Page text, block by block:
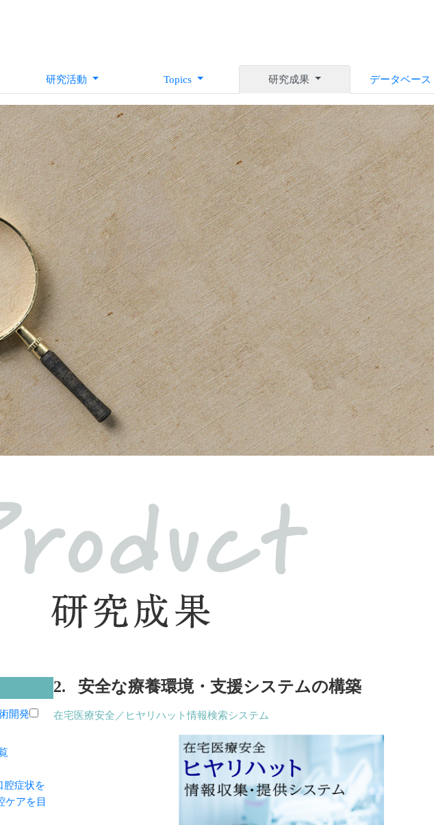
研究活動 Topics 研究成果 データベース
開発
腔症状を
ケアを目
2. 安全な療養環境・支援システムの構築
在宅医療安全／ヒヤリハット情報検索システム